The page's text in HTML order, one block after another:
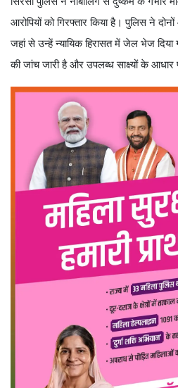
आरोपियों को गिरफ्तार किया है। पुलिस ने
जहां से उन्हें न्यायिक हिरासत में जेल भेज
की जांच जारी है और उपलब्ध साक्ष्यों के आधार